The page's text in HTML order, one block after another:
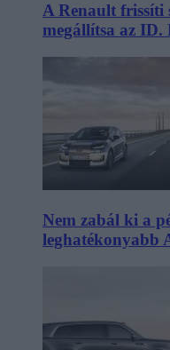
A Renault frissíti
megállítsa az ID.
Nem zabál ki a
leghatékonyabb